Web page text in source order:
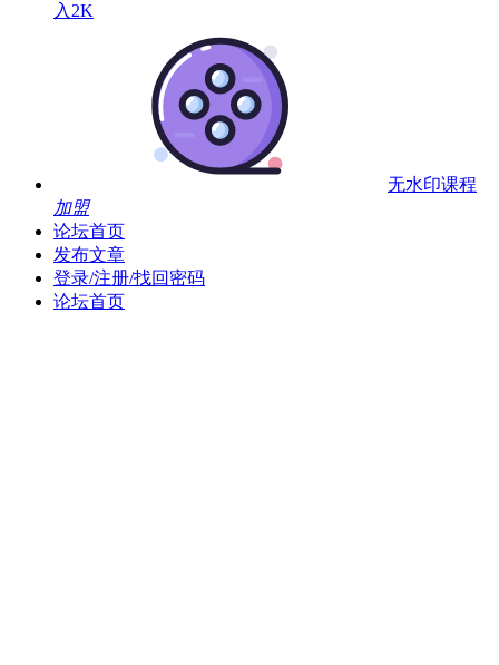
入2K
无水印课程
加盟
论坛首页
发布文章
登录/注册/找回密码
论坛首页